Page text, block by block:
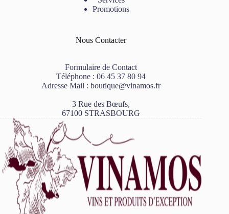
Promotions
Nous Contacter
Formulaire de Contact
Téléphone : 06 45 37 80 94
Adresse Mail : boutique@vinamos.fr
3 Rue des Bœufs,
67100 STRASBOURG